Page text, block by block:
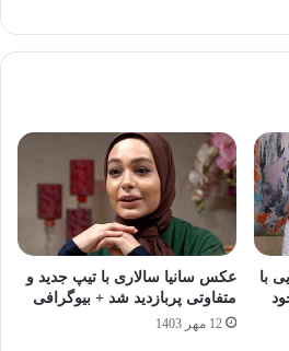
با
عکس سانیا سالاری با تیپ جدید و
متفاوتی پربازدید شد + بیوگرافی
12 مهر 1403